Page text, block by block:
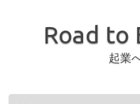
Road to
起業